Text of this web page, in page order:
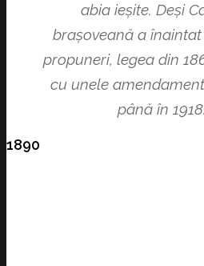
abia ieşite. Deşi
braşoveană a înaintat
propuneri, legea din
cu unele
până în 1918.
1890